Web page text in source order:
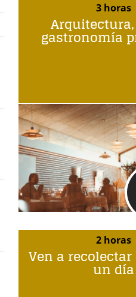
3 horas
gastronomía
2 horas
Ven a
un día